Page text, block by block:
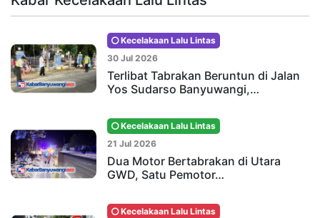
Kecelakaan Lalu Lintas
30 Jul 2026
Terlibat Tabrakan Beruntun di Jalan
Yos Sudarso Banyuwangi,…
Kecelakaan Lalu Lintas
21 Jul 2026
Dua Motor Bertabrakan di Utara
GWD, Satu Pemotor…
Kecelakaan Lalu Lintas